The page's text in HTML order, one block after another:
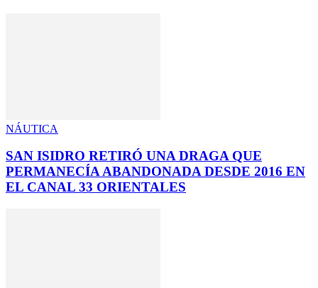
NÁUTICA
SAN ISIDRO RETIRÓ UNA DRAGA QUE
PERMANECÍA ABANDONADA DESDE 2016 EN
EL CANAL 33 ORIENTALES